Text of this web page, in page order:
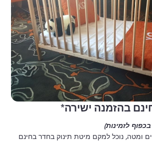
בהזמנה ישירה*
לזמינות)
ומטה, נוכל למקם מיטת תינוק בחדר בחינם